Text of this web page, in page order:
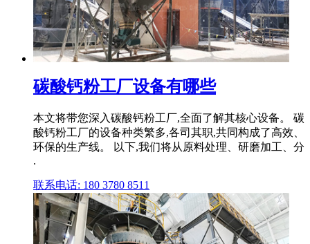
碳酸钙粉工厂设备有哪些
本文将带您深入碳酸钙粉工厂,全面了解其核心设备。 碳
酸钙粉工厂的设备种类繁多,各司其职,共同构成了高效、
环保的生产线。 以下,我们将从原料处理、研磨加工、分
.
联系电话: 180 3780 8511